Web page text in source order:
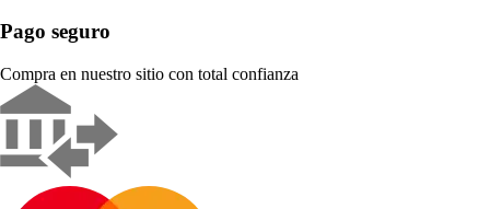
Pago seguro
Compra en nuestro sitio con total confianza